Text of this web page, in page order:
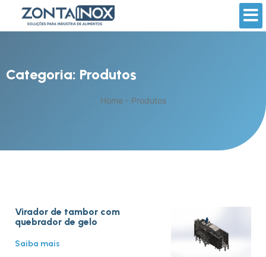
Categoria: Produtos
Home- Produtos
Virador de tambor com
quebrador de gelo
Saiba mais